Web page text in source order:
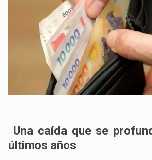
Una caída que se
últimos años